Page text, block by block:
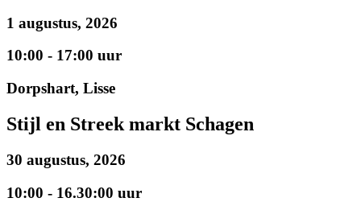
1 augustus, 2026
10:00 - 17:00 uur
Dorpshart, Lisse
Stijl en Streek markt Schagen
30 augustus, 2026
10:00 - 16.30:00 uur